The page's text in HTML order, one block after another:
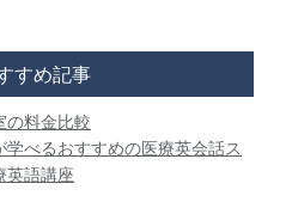
すめ記事
の料金比較
学べるおすすめの医療英会話ス
英語講座